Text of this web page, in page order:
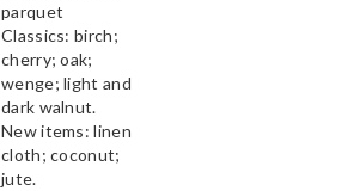
parquet
Classics: birch;
cherry; oak;
wenge; light and
dark walnut.
New items: linen
cloth; coconut;
jute.